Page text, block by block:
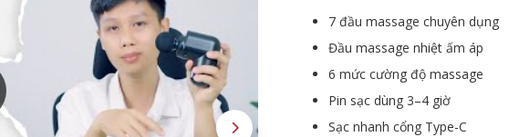
7 đầu massage chuyên dụng
Đầu massage nhiệt ấm áp
6 mức cường độ massage
Pin sạc dùng 3–4 giờ
Sạc nhanh cổng Type-C